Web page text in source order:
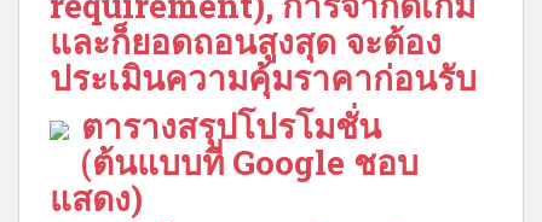
และก็ยอดถอนสูงสุด จะต้อง
ประเมินความคุ้มราคาก่อนรับ
ตารางสรุปโปรโมชั่น
(ต้นแบบที่ Google ชอบ
แสดง)